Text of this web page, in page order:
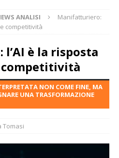
ANALISI
Manifatturiero:
competitività
è la risposta
competitività
NON COME FINE, MA
UNA TRASFORMAZIONE
Tomasi